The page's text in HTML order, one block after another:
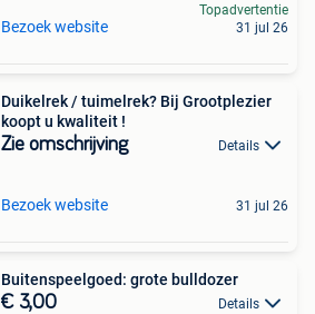
Bezoek website
Topadvertentie
31 jul 26
Duikelrek / tuimelrek? Bij Grootplezier
koopt u kwaliteit !
Zie omschrijving Details
Bezoek website 31 jul 26
Buitenspeelgoed: grote bulldozer
€ 3,00 Details